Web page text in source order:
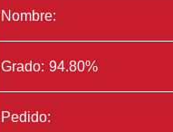
Nombre:
Grado: 94.80%
Pedido: